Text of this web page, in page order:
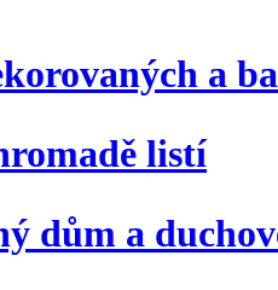
a
listí
dům a